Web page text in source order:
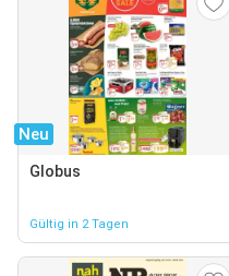
Neu
Globus
Gültig in 2 Tagen